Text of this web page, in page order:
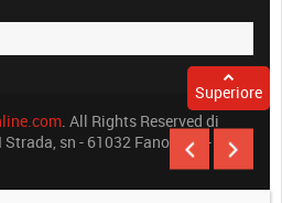
. All Rights Reserved di
Strada, sn - 61032 Fano (PU) -
Superiore